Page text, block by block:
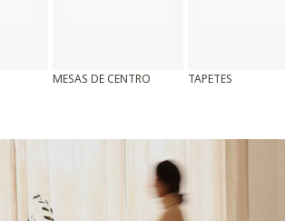
MESAS DE CENTRO TAPETES